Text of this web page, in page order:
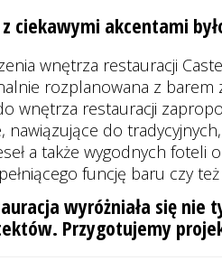
ciekawymi akcentami
wnętrza restauracji
rozplanowana z
wnętrza restauracji
nawiązujące do
a także wygodnych
funcję baru czy
wyróżniała się
Przygotujemy